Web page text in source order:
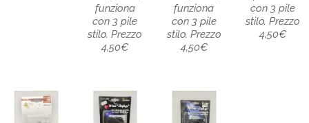
funziona
con 3 pile
stilo. Prezzo
4,50€
funziona
con 3 pile
stilo. Prezzo
4,50€
con 3 pile
stilo. Prezzo
4,50€